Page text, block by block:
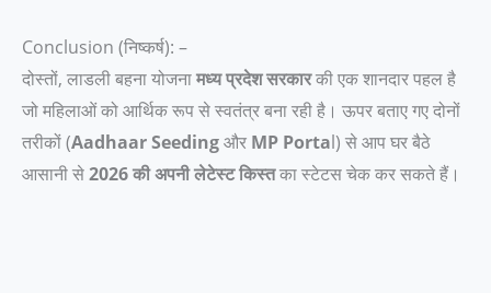
Conclusion (निष्कर्ष): –
दोस्तों, लाडली बहना योजनामध्य प्रदेश सरकारकी एक शानदार पहल है
जो महिलाओं को आर्थिक रूप से स्वतंत्र बना रही है। ऊपर बताए गए दोनों
तरीकों (Aadhaar Seedingऔर MP Portal) से आप घर बैठे
आसानी से2026 की अपनी लेटेस्ट किस्तका स्टेटस चेक कर सकते हैं।